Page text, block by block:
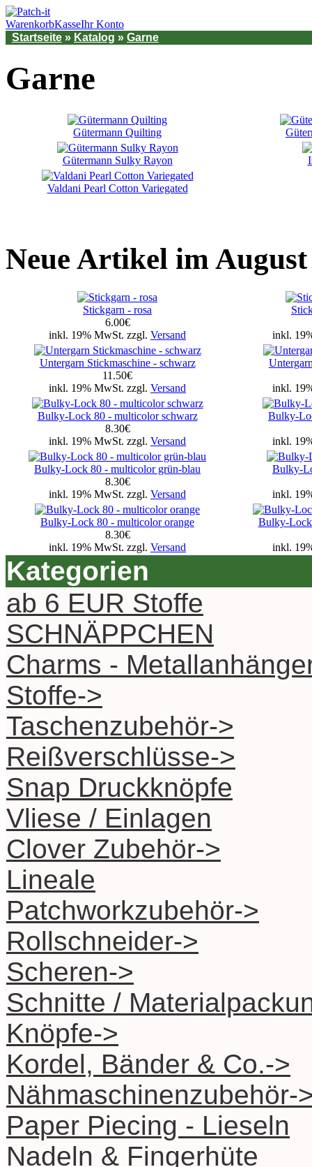
WarenkorbKasseIhr Konto
Startseite » Katalog » Garne
Garne
Gütermann Quilting
Gütermann Sulky Rayon
Valdani Pearl Cotton Variegated
Neue Artikel im August
Stickgarn - rosa
6.00€
inkl. 19% MwSt. zzgl. Versand inkl.
Untergarn Stickmaschine - schwarz
11.50€
inkl. 19% MwSt. zzgl. Versand inkl.
Bulky-Lock 80 - multicolor schwarz
8.30€
inkl. 19% MwSt. zzgl. Versand
Bulky-
inkl.
Bulky-Lock 80 - multicolor grün-blau
8.30€
inkl. 19% MwSt. zzgl. Versand
Bulky-
inkl.
Bulky-Lock 80 - multicolor orange
8.30€
inkl. 19% MwSt. zzgl. Versand
Bulky-
inkl.
Kategorien
ab 6 EUR Stoffe
SCHNÄPPCHEN
Charms -
Stoffe->
Taschenzubehör->
Reißverschlüsse->
Snap Druckknöpfe
Vliese / Einlagen
Clover Zubehör->
Lineale
Patchworkzubehör->
Rollschneider->
Scheren->
Schnitte /
Knöpfe->
Kordel, Bänder & Co.->
Nähmaschinenzubehör-
Paper Piecing - Lieseln
Nadeln & Fingerhüte